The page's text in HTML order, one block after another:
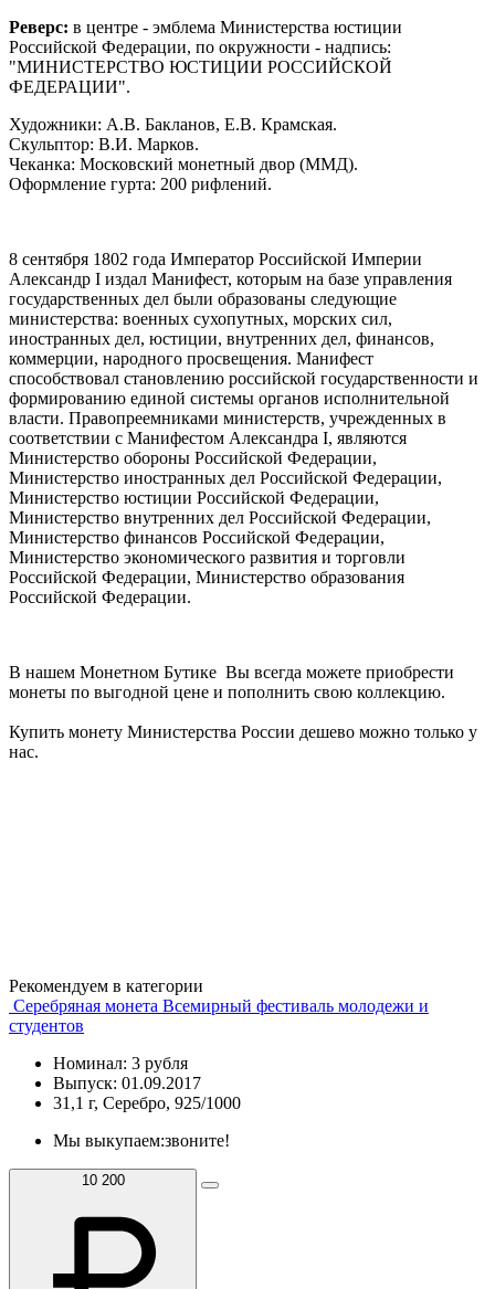
Реверс: в центре - эмблема Министерства юстиции
Российской Федерации, по окружности - надпись:
"МИНИСТЕРСТВО ЮСТИЦИИ РОССИЙСКОЙ
ФЕДЕРАЦИИ".
Художники: А.В. Бакланов, Е.В. Крамская.
Скульптор: В.И. Марков.
Чеканка: Московский монетный двор (ММД).
Оформление гурта: 200 рифлений.
8 сентября 1802 года Император Российской Империи
Александр I издал Манифест, которым на базе управления
государственных дел были образованы следующие
министерства: военных сухопутных, морских сил,
иностранных дел, юстиции, внутренних дел, финансов,
коммерции, народного просвещения. Манифест
способствовал становлению российской государственности и
формированию единой системы органов исполнительной
власти. Правопреемниками министерств, учрежденных в
соответствии с Манифестом Александра I, являются
Министерство обороны Российской Федерации,
Министерство иностранных дел Российской Федерации,
Министерство юстиции Российской Федерации,
Министерство внутренних дел Российской Федерации,
Министерство финансов Российской Федерации,
Министерство экономического развития и торговли
Российской Федерации, Министерство образования
Российской Федерации.
В нашем Монетном Бутике Вы всегда можете приобрести
монеты по выгодной цене и пополнить свою коллекцию.
Купить монету Министерства России дешево можно только у
нас.
Рекомендуем в категории
Серебряная монета Всемирный фестиваль молодежи и
студентов
Номинал: 3 рубля
Выпуск: 01.09.2017
31,1 г, Серебро, 925/1000
Мы выкупаем:звоните!
10 200